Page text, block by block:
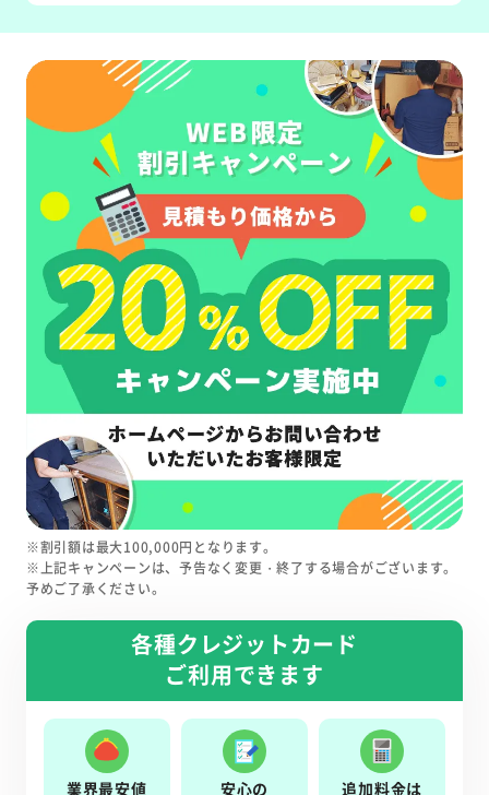
※割引額は最大100,000円となります。
※上記キャンペーンは、予告なく変更・終了する場合がございます。
予めご了承ください。
各種クレジットカード
ご利用できます
業界最安値
安心の
追加料金は